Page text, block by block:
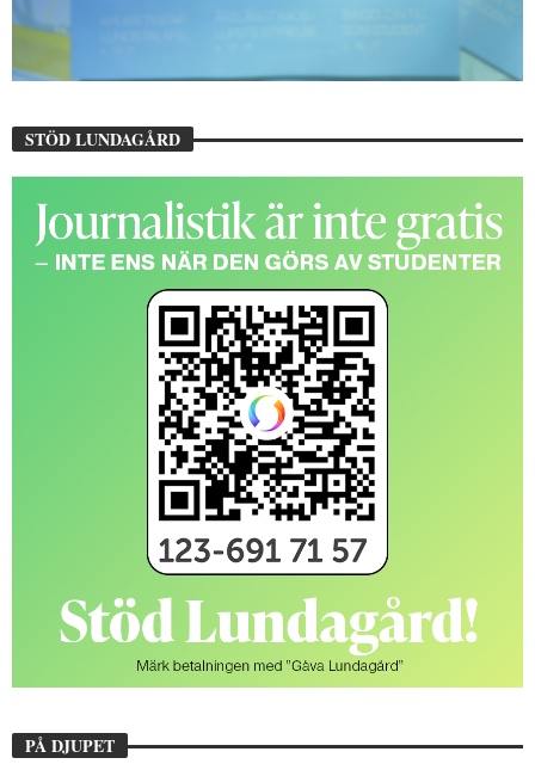
STÖD LUNDAGÅRD
PÅ DJUPET